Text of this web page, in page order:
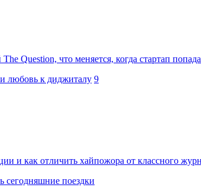
Question, что меняется, когда стартап
любовь к диджиталу 9
и как отличить хайпожора от классного
сегодняшние поездки